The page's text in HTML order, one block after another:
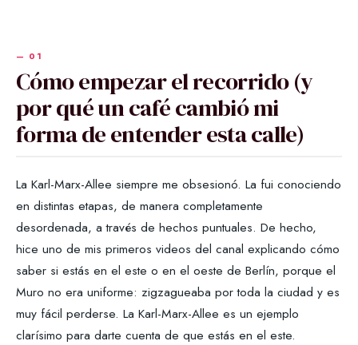
Cómo empezar el recorrido (y
por qué un café cambió mi
forma de entender esta calle)
La Karl-Marx-Allee siempre me obsesionó. La fui conociendo
en distintas etapas, de manera completamente
desordenada, a través de hechos puntuales. De hecho,
hice uno de mis primeros videos del canal explicando cómo
saber si estás en el este o en el oeste de Berlín, porque el
Muro no era uniforme: zigzagueaba por toda la ciudad y es
muy fácil perderse. La Karl-Marx-Allee es un ejemplo
clarísimo para darte cuenta de que estás en el este.